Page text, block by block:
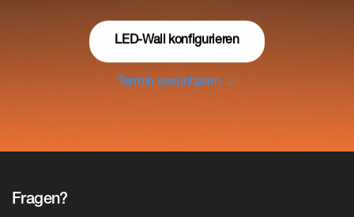
LED-Wall konfigurieren
Termin vereinbaren →
Fragen?